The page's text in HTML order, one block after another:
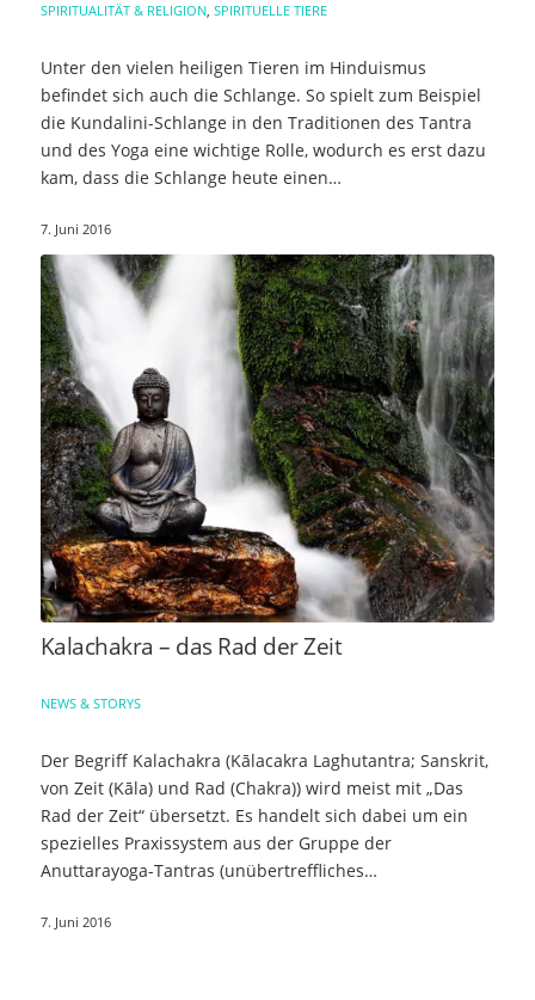
SPIRITUALITÄT & RELIGION, SPIRITUELLE TIERE
Unter den vielen heiligen Tieren im Hinduismus
befindet sich auch die Schlange. So spielt zum Beispiel
die Kundalini-Schlange in den Traditionen des Tantra
und des Yoga eine wichtige Rolle, wodurch es erst dazu
kam, dass die Schlange heute einen…
7. Juni 2016
Kalachakra – das Rad der Zeit
NEWS & STORYS
Der Begriff Kalachakra (Kālacakra Laghutantra; Sanskrit,
von Zeit (Kāla) und Rad (Chakra)) wird meist mit „Das
Rad der Zeit“ übersetzt. Es handelt sich dabei um ein
spezielles Praxissystem aus der Gruppe der
Anuttarayoga-Tantras (unübertreffliches…
7. Juni 2016